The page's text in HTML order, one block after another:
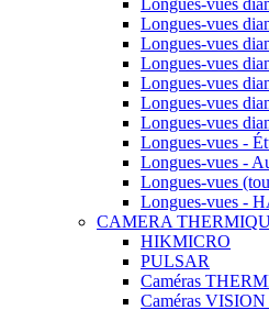
Longues-vues
Longues-vues
Longues-vues
Longues-vues
Longues-vues
Longues-vues
Longues-vues
Longues-vues -
Longues-vues -
Longues-vues
Longues-vues -
CAMERA
HIKMICRO
PULSAR
Caméras
Caméras